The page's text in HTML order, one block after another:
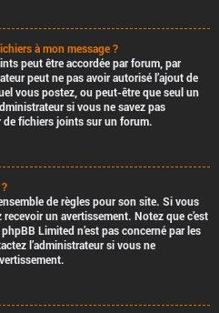
à mon message ?
peut être accordée par forum, par
peut ne pas avoir autorisé l’ajout de
vous postez, ou peut-être que seul un
si vous ne savez pas
fichiers joints sur un forum.
de règles pour son site. Si vous
un avertissement. Notez que c’est
Limited n’est pas concerné par les
l’administrateur si vous ne